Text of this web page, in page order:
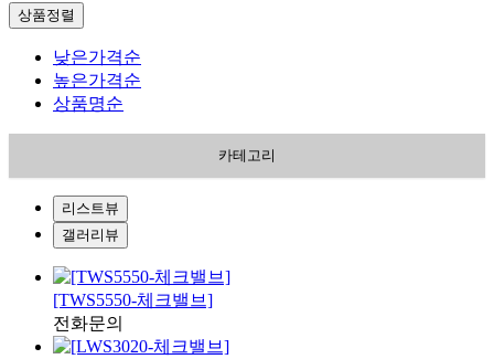
상품정렬
낮은가격순
높은가격순
상품명순
카테고리
리스트뷰
갤러리뷰
[TWS5550-체크밸브]
전화문의